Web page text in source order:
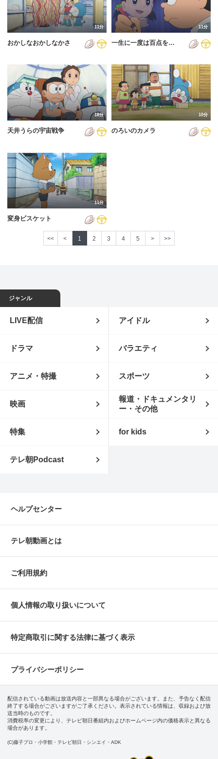
11分
おかしなおかしなかさ
11分
一生に一度は百点を…
18分
天井うらの宇宙戦争
10分
のろいのカメラ
11分
変身ビスケット
<< < 1 2 3 4 5 > >>
ジャンル
LIVE配信 アイドル
ドラマ バラエティ
アニメ・特撮 スポーツ
映画
報道・ドキュメンタリ
ー・その他
特集 for kids
テレ朝Podcast
ヘルプセンター
テレ朝動画とは
ご利用規約
個人情報の取り扱いについて
特定商取引に関する法律に基づく表示
プライバシーポリシー
配信されている動画は放送内容と一部異なる場合がございます。また、予告なく配信
終了する場合がございますがご了承ください。表示されている情報は、収録および放
送当時のものです。
消費税率の変更により、テレビ朝日番組内およびホームページ内の価格表示と異なる
場合があります。
(C)藤子プロ・小学館・テレビ朝日・シンエイ・ADK